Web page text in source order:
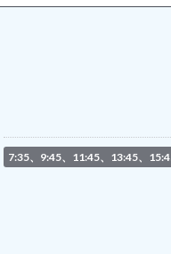
7:35、9:45、11:45、13:45、